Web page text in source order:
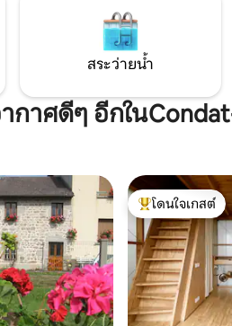
สระว่ายน้ำ
าศดีๆ อีกใน
โดนใจเกสต์ที่สุด
โดนใจเกสต์